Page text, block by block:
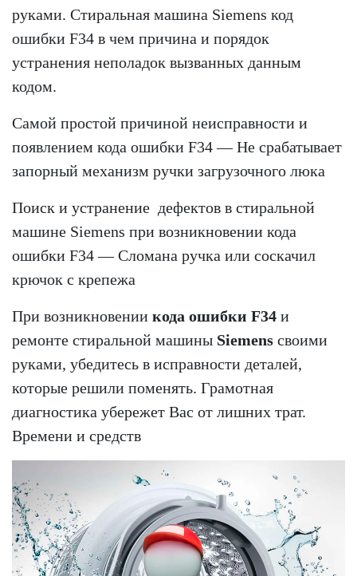
руками. Стиральная машина Siemens код
ошибки F34 в чем причина и порядок
устранения неполадок вызванных данным
кодом.
Самой простой причиной неисправности и
появлением кода ошибки F34 — Не срабатывает
запорный механизм ручки загрузочного люка
Поиск и устранение дефектов в стиральной
машине Siemens при возникновении кода
ошибки F34 — Сломана ручка или соскачил
крючок с крепежа
При возникновении кода ошибки F34 и
ремонте стиральной машины Siemens своими
руками, убедитесь в исправности деталей,
которые решили поменять. Грамотная
диагностика убережет Вас от лишних трат.
Времени и средств